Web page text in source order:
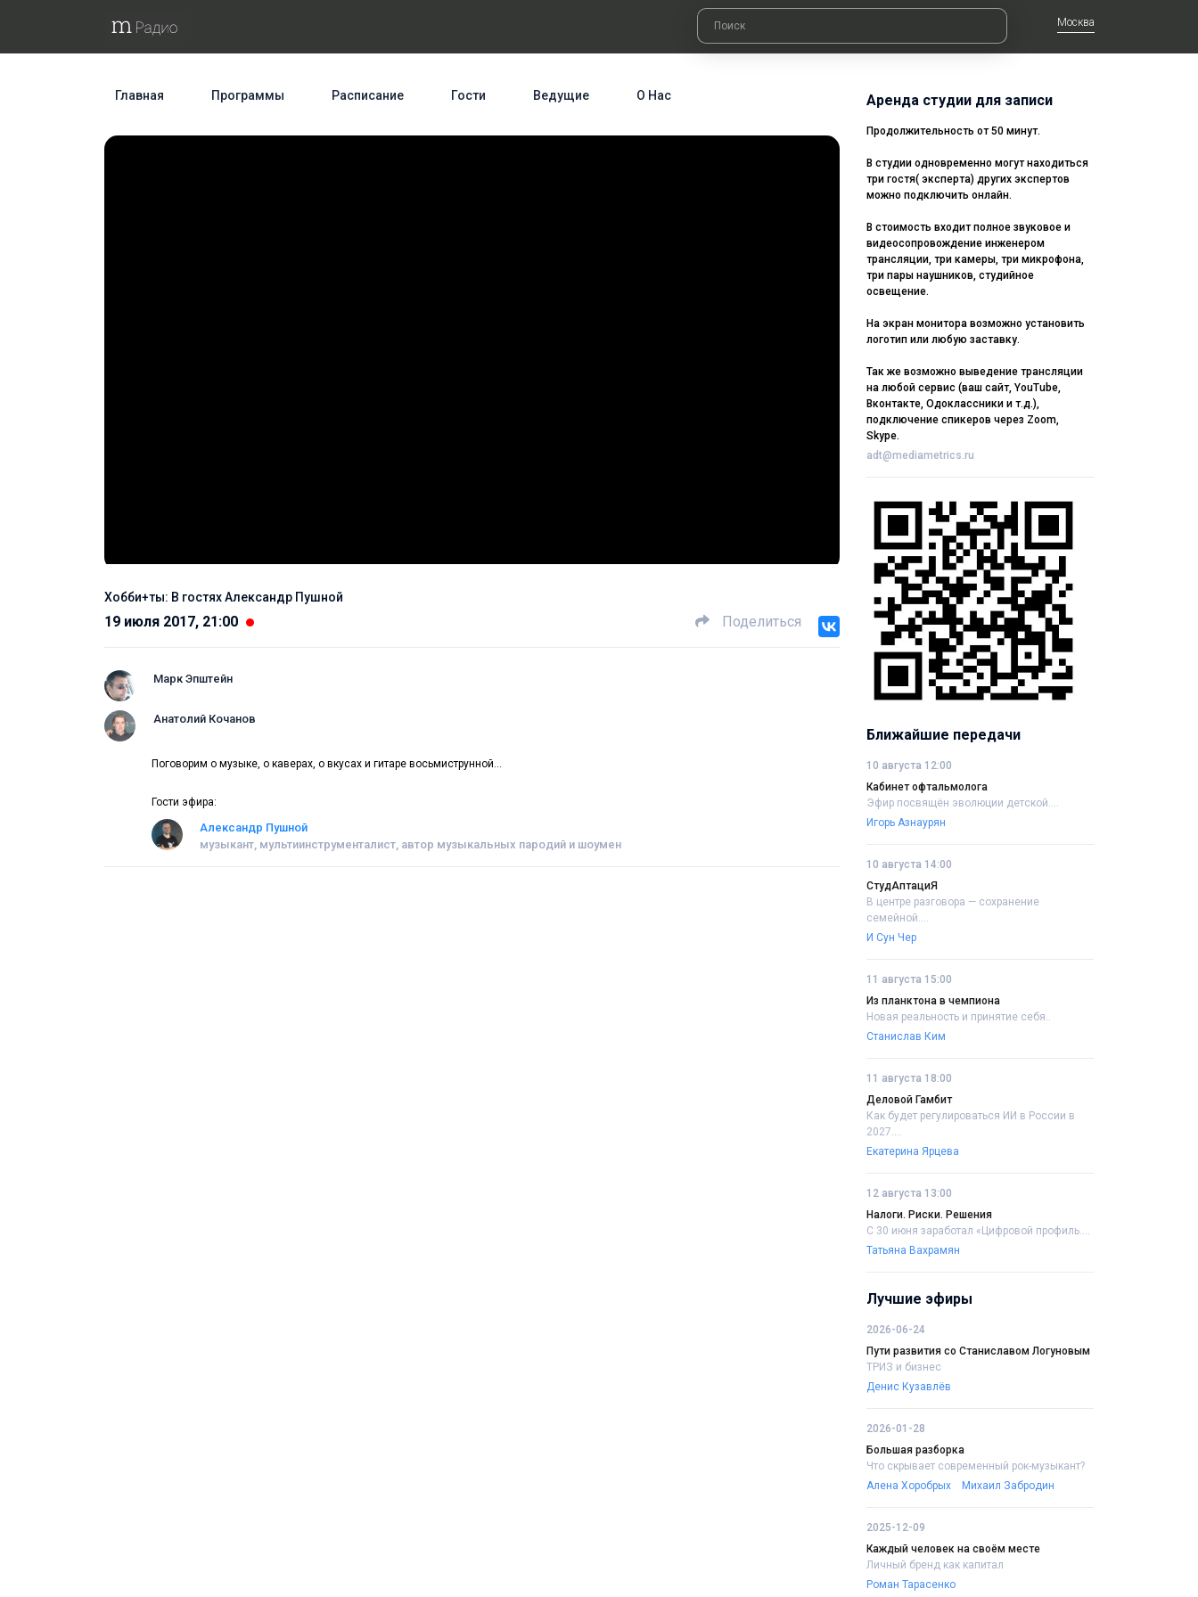
Москва
Главная Программы Расписание Гости Ведущие О Нас
Хобби+ты: В гостях Александр Пушной
19 июля 2017, 21:00 Поделиться
Марк Эпштейн
Анатолий Кочанов
Поговорим о музыке, о каверах, о вкусах и гитаре восьмиструнной…
Гости эфира:
Александр Пушной
музыкант, мультиинструменталист, автор музыкальных пародий и шоумен
Аренда студии для записи
Продолжительность от 50 минут.
В студии одновременно могут находиться
три гостя( эксперта) других экспертов
можно подключить онлайн.
В стоимость входит полное звуковое и
видеосопровождение инженером
трансляции, три камеры, три микрофона,
три пары наушников, студийное
освещение.
На экран монитора возможно установить
логотип или любую заставку.
Так же возможно выведение трансляции
на любой сервис (ваш сайт, YouTube,
Вконтакте, Одоклассники и т.д.),
подключение спикеров через Zoom,
Skype.
adt@mediametrics.ru
Ближайшие передачи
10 августа 12:00
Кабинет офтальмолога
Эфир посвящён эволюции детской....
Игорь Азнаурян
10 августа 14:00
СтудАптациЯ
В центре разговора — сохранение
семейной....
И Сун Чер
11 августа 15:00
Из планктона в чемпиона
Новая реальность и принятие себя..
Станислав Ким
11 августа 18:00
Деловой Гамбит
Как будет регулироваться ИИ в России в
2027....
Екатерина Ярцева
12 августа 13:00
Налоги. Риски. Решения
С 30 июня заработал «Цифровой профиль....
Татьяна Вахрамян
Лучшие эфиры
2026-06-24
Пути развития со Станиславом Логуновым
ТРИЗ и бизнес
Денис Кузавлёв
2026-01-28
Большая разборка
Что скрывает современный рок-музыкант?
Алена Хоробрых
Михаил Забродин
2025-12-09
Каждый человек на своём месте
Личный бренд как капитал
Роман Тарасенко